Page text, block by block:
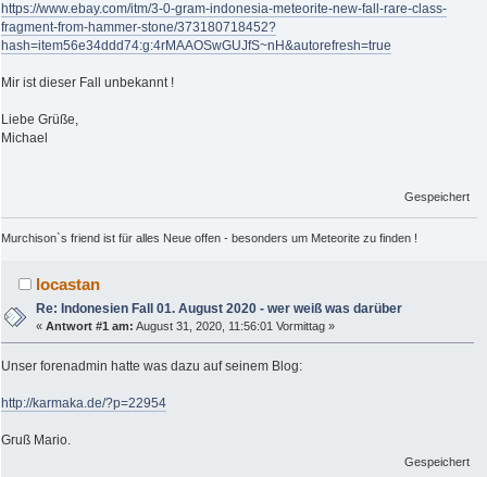
https://www.ebay.com/itm/3-0-gram-indonesia-meteorite-new-fall-rare-class-
fragment-from-hammer-stone/373180718452?
hash=item56e34ddd74:g:4rMAAOSwGUJfS~nH&autorefresh=true
Mir ist dieser Fall unbekannt !
Liebe Grüße,
Michael
Gespeichert
Murchison`s friend ist für alles Neue offen - besonders um Meteorite zu finden !
locastan
Re: Indonesien Fall 01. August 2020 - wer weiß was darüber
«Antwort #1 am: August 31, 2020, 11:56:01 Vormittag »
Unser forenadmin hatte was dazu auf seinem Blog:
http://karmaka.de/?p=22954
Gruß Mario.
Gespeichert